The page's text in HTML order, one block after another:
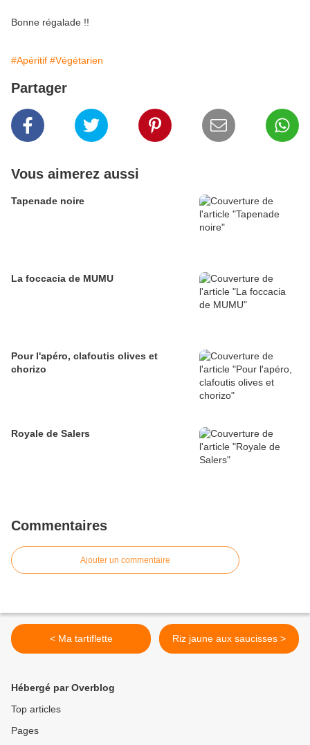
Bonne régalade !!
#Apéritif #Végétarien
Partager
Vous aimerez aussi
Tapenade noire
La foccacia de MUMU
Pour l'apéro, clafoutis olives et
chorizo
Royale de Salers
Commentaires
Ajouter un commentaire
< Ma tartiflette Riz jaune aux saucisses >
Hébergé par Overblog
Top articles
Pages